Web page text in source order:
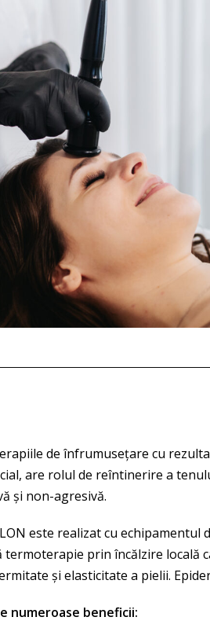
de înfrumusețare cu
are rolul de reîntinerire a
și non-agresivă.
este realizat cu echipamentul
prin încălzire locală
și elasticitate a pielii.
numeroase beneficii: